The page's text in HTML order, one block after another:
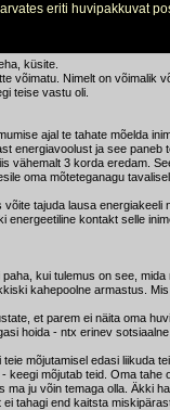
eriti huvipakkuvat
küsite.
võimatu. Nimelt on võimalik
teise vastu oli.
ajal te tahate mõelda
energiavoolust ja see paneb
vähemalt 3 korda eredam.
oma mõteteganagu
võite tajuda lausa
energeetiline kontakt selle
paha, kui tulemus on see,
kahepoolne armastus.
et parem ei näita oma
hoida - ntx erinev
mõjutamisel edasi liikuda
keegi mõjutab teid. Oma
ma ju võin temaga olla. Äkki
ei tahagi end kaitsta